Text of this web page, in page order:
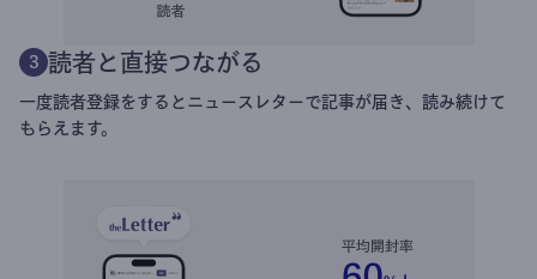
3 読者と直接つながる
一度読者登録をするとニュースレターで記事が届き、読み続けて
もらえます。